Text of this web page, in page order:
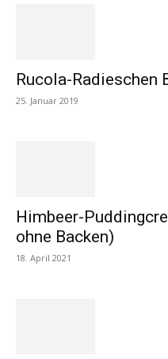
Rucola-Radieschen
25. Januar 2019
Himbeer-
ohne Backen)
18. April 2021